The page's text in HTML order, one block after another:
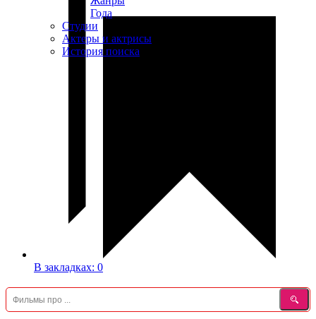
Года
Студии
Актеры и актрисы
История поиска
В закладках: 0